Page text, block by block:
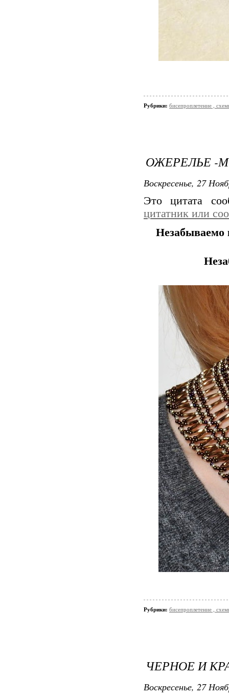
Рубрики: бисепроплетение ,
ОЖЕРЕЛЬЕ -
Воскресенье, 27
Это цитата
цитатник или
Незабываемо
Рубрики: бисепроплетение ,
ЧЕРНОЕ И
Воскресенье, 27